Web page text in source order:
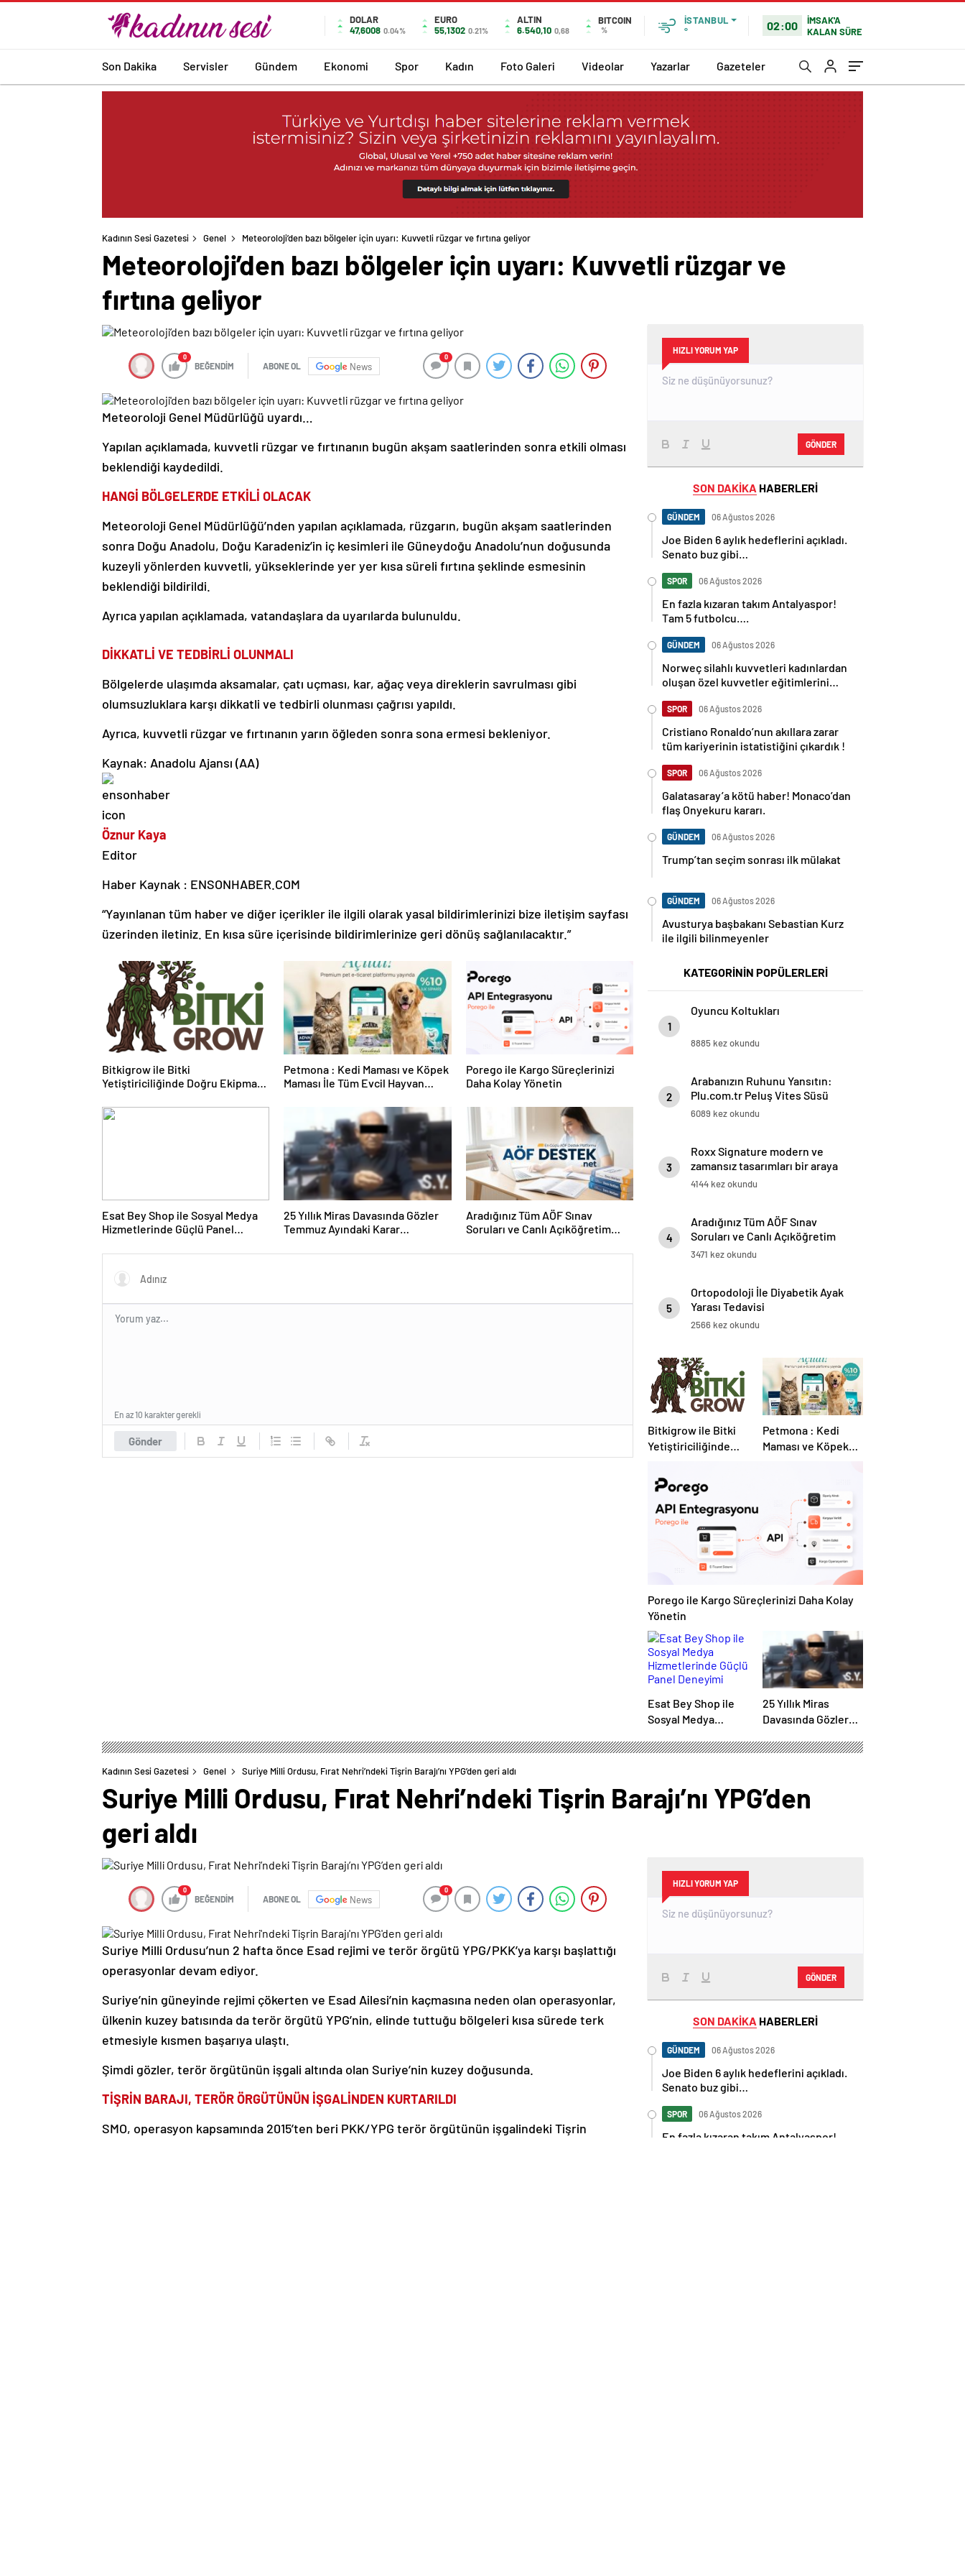
DOLAR
47,6008 0.04%
EURO
55,1302 0.21%
ALTIN
6.540,10 0,68
BITCOIN
%
İSTANBUL
°
02:00
İMSAK'A
KALAN SÜRE
Son Dakika Servisler Gündem Ekonomi Spor Kadın Foto Galeri Videolar Yazarlar Gazeteler
Kadının Sesi Gazetesi Genel Meteoroloji’den bazı bölgeler için uyarı: Kuvvetli rüzgar ve fırtına geliyor
Meteoroloji’den bazı bölgeler için uyarı: Kuvvetli rüzgar ve
fırtına geliyor
0
BEĞENDİM ABONE OL News
0
Meteoroloji Genel Müdürlüğü uyardı…
Yapılan açıklamada, kuvvetli rüzgar ve fırtınanın bugün akşam saatlerinden sonra etkili olması
beklendiği kaydedildi.
HANGİ BÖLGELERDE ETKİLİ OLACAK
Meteoroloji Genel Müdürlüğü’nden yapılan açıklamada, rüzgarın, bugün akşam saatlerinden
sonra Doğu Anadolu, Doğu Karadeniz’in iç kesimleri ile Güneydoğu Anadolu’nun doğusunda
kuzeyli yönlerden kuvvetli, yükseklerinde yer yer kısa süreli fırtına şeklinde esmesinin
beklendiği bildirildi.
Ayrıca yapılan açıklamada, vatandaşlara da uyarılarda bulunuldu.
DİKKATLİ VE TEDBİRLİ OLUNMALI
Bölgelerde ulaşımda aksamalar, çatı uçması, kar, ağaç veya direklerin savrulması gibi
olumsuzluklara karşı dikkatli ve tedbirli olunması çağrısı yapıldı.
Ayrıca, kuvvetli rüzgar ve fırtınanın yarın öğleden sonra sona ermesi bekleniyor.
Kaynak: Anadolu Ajansı (AA)
Öznur Kaya
Editor
Haber Kaynak : ENSONHABER.COM
“Yayınlanan tüm haber ve diğer içerikler ile ilgili olarak yasal bildirimlerinizi bize iletişim sayfası
üzerinden iletiniz. En kısa süre içerisinde bildirimlerinize geri dönüş sağlanılacaktır.”
Bitkigrow ile Bitki
Yetiştiriciliğinde Doğru Ekipman
Petmona : Kedi Maması ve Köpek
Maması İle Tüm Evcil Hayvan
Porego ile Kargo Süreçlerinizi
Daha Kolay Yönetin
Esat Bey Shop ile Sosyal Medya
Hizmetlerinde Güçlü Panel
25 Yıllık Miras Davasında Gözler
Temmuz Ayındaki Karar
Aradığınız Tüm AÖF Sınav
Soruları ve Canlı Açıköğretim
Gönder
En az 10 karakter gerekli
HIZLI YORUM YAP
GÖNDER
SON DAKİKA HABERLERİ
GÜNDEM 06 Ağustos 2026
Joe Biden 6 aylık hedeflerini açıkladı.
Senato buz gibi…
SPOR 06 Ağustos 2026
En fazla kızaran takım Antalyaspor!
Tam 5 futbolcu….
GÜNDEM 06 Ağustos 2026
Norweç silahlı kuvvetleri kadınlardan
oluşan özel kuvvetler eğitimlerini
SPOR 06 Ağustos 2026
Cristiano Ronaldo’nun akıllara zarar
tüm kariyerinin istatistiğini çıkardık !
SPOR 06 Ağustos 2026
Galatasaray’a kötü haber! Monaco’dan
flaş Onyekuru kararı.
GÜNDEM 06 Ağustos 2026
Trump’tan seçim sonrası ilk mülakat
GÜNDEM 06 Ağustos 2026
Avusturya başbakanı Sebastian Kurz
ile ilgili bilinmeyenler
KATEGORİNİN POPÜLERLERİ
1
Oyuncu Koltukları
8885 kez okundu
2
Arabanızın Ruhunu Yansıtın:
Plu.com.tr Peluş Vites Süsü
Modelleri
6089 kez okundu
3
Roxx Signature modern ve
zamansız tasarımları bir araya
getiriyor
4144 kez okundu
4
Aradığınız Tüm AÖF Sınav
Soruları ve Canlı Açıköğretim
Forumu Burada
3471 kez okundu
5
Ortopodoloji İle Diyabetik Ayak
Yarası Tedavisi
2566 kez okundu
Bitkigrow ile Bitki
Yetiştiriciliğinde
Ürün Seçimi
Petmona : Kedi
Maması ve Köpek
Porego ile Kargo Süreçlerinizi Daha Kolay
Yönetin
Esat Bey Shop ile
Sosyal Medya
Güçlü Panel
25 Yıllık Miras
Davasında Gözler
Karar Duruşmasına
Kadının Sesi Gazetesi Genel Suriye Milli Ordusu, Fırat Nehri’ndeki Tişrin Barajı’nı YPG’den geri aldı
Suriye Milli Ordusu, Fırat Nehri’ndeki Tişrin Barajı’nı YPG’den
geri aldı
0
BEĞENDİM ABONE OL News
0
Suriye Milli Ordusu’nun 2 hafta önce Esad rejimi ve terör örgütü YPG/PKK’ya karşı başlattığı
operasyonlar devam ediyor.
Suriye’nin güneyinde rejimi çökerten ve Esad Ailesi’nin kaçmasına neden olan operasyonlar,
ülkenin kuzey batısında da terör örgütü YPG’nin, elinde tuttuğu bölgeleri kısa sürede terk
etmesiyle kısmen başarıya ulaştı.
Şimdi gözler, terör örgütünün işgali altında olan Suriye’nin kuzey doğusunda.
TİŞRİN BARAJI, TERÖR ÖRGÜTÜNÜN İŞGALİNDEN KURTARILDI
SMO, operasyon kapsamında 2015’ten beri PKK/YPG terör örgütünün işgalindeki Tişrin
HIZLI YORUM YAP
GÖNDER
SON DAKİKA HABERLERİ
GÜNDEM 06 Ağustos 2026
Joe Biden 6 aylık hedeflerini açıkladı.
Senato buz gibi…
SPOR 06 Ağustos 2026
En fazla kızaran takım Antalyaspor!